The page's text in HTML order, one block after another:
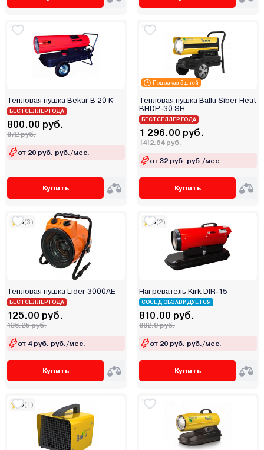
Сибртех
СОЮЗ
Ставр
ЭКСОКВАРЦ
Элвин
Энергомаш
Тепловая пушка Bekar B 20 K
БЕСТСЕЛЛЕР ГОДА
800.00 руб.
872 руб.
от 20 руб. руб./мес.
Купить
Под заказ 5 дней
Тепловая пушка Ballu Siber Heat
BHDP-30 SH
БЕСТСЕЛЛЕР ГОДА
1 296.00 руб.
1412.64 руб.
от 32 руб. руб./мес.
Купить
5(3)
Тепловая пушка Lider 3000AE
БЕСТСЕЛЛЕР ГОДА
125.00 руб.
136.25 руб.
от 4 руб. руб./мес.
Купить
5(2)
Нагреватель Kirk DIR-15
СОСЕД ОБЗАВИДУЕТСЯ
810.00 руб.
882.9 руб.
от 20 руб. руб./мес.
Купить
5(1)